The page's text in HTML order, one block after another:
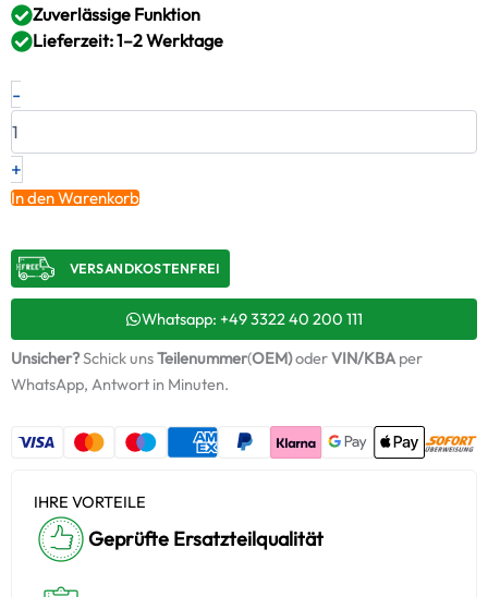
Zuverlässige Funktion
Lieferzeit: 1–2 Werktage
-
Neuer
Original
HONDA
2.0
i-
Type
R
–
18900RPYG020M3
/
ABS947
+
Menge
+
In den Warenkorb
VERSANDKOSTENFREI​
Whatsapp: +49 3322 40 200 111
Unsicher?Schick unsTeilenummer(OEM)oderVIN/KBAper
WhatsApp, Antwort in Minuten.
IHRE VORTEILE
Geprüfte Ersatzteilqualität